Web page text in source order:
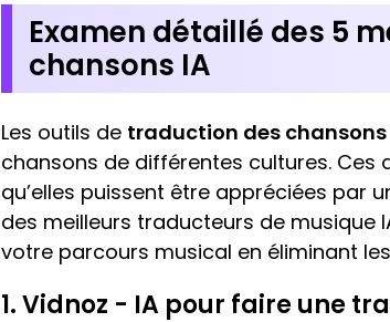
Examen détaillé des 5
chansons IA
Les outils de traduction des chansons
chansons de différentes cultures. Ces
qu’elles puissent être appréciées par
des meilleurs traducteurs de musique
votre parcours musical en éliminant
1. Vidnoz - IA pour faire une